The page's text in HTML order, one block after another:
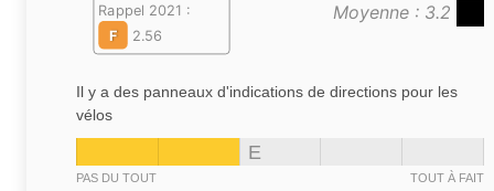
Moyenne : 3.2
Rappel 2021 :
F
2.56
Il y a des panneaux d'indications de directions pour les
vélos
E
PAS DU TOUT TOUT À FAIT